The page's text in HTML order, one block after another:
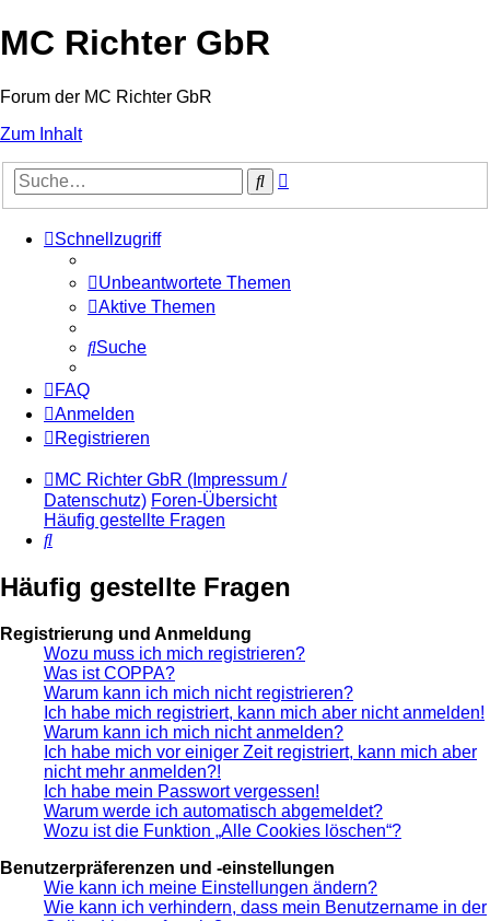
MC Richter GbR
Forum der MC Richter GbR
Zum Inhalt
Suche
Schnellzugriff
Unbeantwortete Themen
Aktive Themen
Suche
FAQ
Anmelden
Registrieren
MC Richter GbR (Impressum /
Datenschutz) Foren-Übersicht
Häufig gestellte Fragen
Suche
Häufig gestellte Fragen
Registrierung und Anmeldung
Wozu muss ich mich registrieren?
Was ist COPPA?
Warum kann ich mich nicht registrieren?
Ich habe mich registriert, kann mich aber nicht anmelden!
Warum kann ich mich nicht anmelden?
Ich habe mich vor einiger Zeit registriert, kann mich aber
nicht mehr anmelden?!
Ich habe mein Passwort vergessen!
Warum werde ich automatisch abgemeldet?
Wozu ist die Funktion „Alle Cookies löschen“?
Benutzerpräferenzen und -einstellungen
Wie kann ich meine Einstellungen ändern?
Wie kann ich verhindern, dass mein Benutzername in der